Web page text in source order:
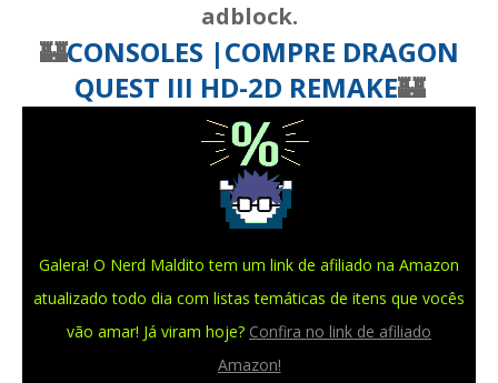
adblock.
🏰CONSOLES |COMPRE DRAGON
QUEST III HD-2D REMAKE🏰
Galera! O Nerd Maldito tem um link de afiliado na Amazon
atualizado todo dia com listas temáticas de itens que vocês
vão amar! Já viram hoje? Confira no link de afiliado
Amazon!